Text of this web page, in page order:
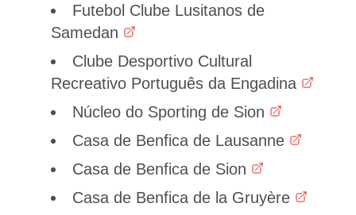
Futebol Clube Lusitanos de
Samedan
Clube Desportivo Cultural
Recreativo Português da Engadina
Núcleo do Sporting de Sion
Casa de Benfica de Lausanne
Casa de Benfica de Sion
Casa de Benfica de la Gruyère